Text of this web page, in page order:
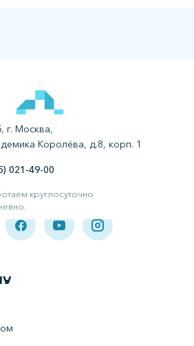
г. Москва,
Королёва, д.8, корп. 1
021-49-00
круглосуточно
права защищены.
клиника в Подольске.